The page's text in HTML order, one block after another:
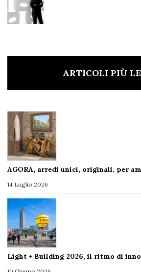
ARTICOLI PIÙ
AGORA, arredi unici, originali, per
14 Luglio 2026
Light + Building 2026, il ritmo di